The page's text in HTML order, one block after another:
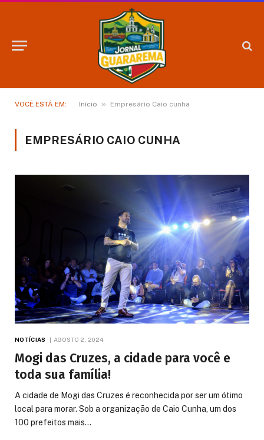
VOCÊ ESTÁ EM: Início » Empresário Caio cunha
EMPRESÁRIO CAIO CUNHA
NOTÍCIAS AGOSTO 2, 2024
Mogi das Cruzes, a cidade para você e
toda sua família!
A cidade de Mogi das Cruzes é reconhecida por ser um ótimo
local para morar. Sob a organização de Caio Cunha, um dos
100 prefeitos mais…